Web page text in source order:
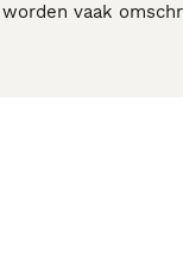
vaak
betekent dat u